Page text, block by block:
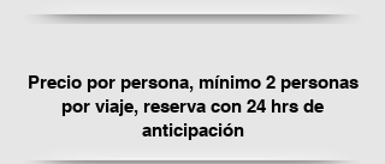
Precio por persona, mínimo 2 personas
por viaje, reserva con 24 hrs de
anticipación